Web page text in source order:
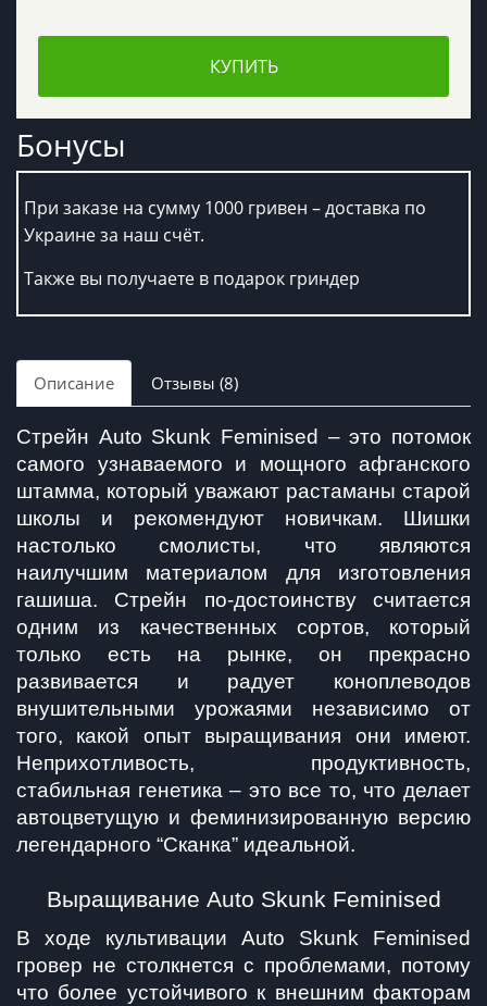
КУПИТЬ
Бонусы
При заказе на сумму 1000 гривен – доставка по
Украине за наш счёт.
Также вы получаете в подарок гриндер
Описание Отзывы (8)
Стрейн Auto Skunk Feminised – это потомок
самого узнаваемого и мощного афганского
штамма, который уважают растаманы старой
школы и рекомендуют новичкам. Шишки
настолько смолисты, что являются
наилучшим материалом для изготовления
гашиша. Стрейн по-достоинству считается
одним из качественных сортов, который
только есть на рынке, он прекрасно
развивается и радует коноплеводов
внушительными урожаями независимо от
того, какой опыт выращивания они имеют.
Неприхотливость, продуктивность,
стабильная генетика – это все то, что делает
автоцветущую и феминизированную версию
легендарного “Сканка” идеальной.
Выращивание Auto Skunk Feminised
В ходе культивации Auto Skunk Feminised
гровер не столкнется с проблемами, потому
что более устойчивого к внешним факторам